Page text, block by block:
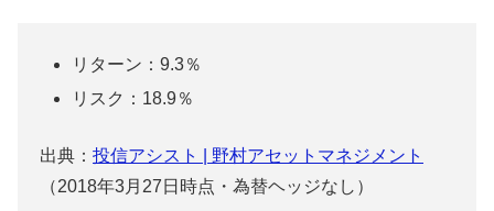
リターン：9.3％
リスク：18.9％
出典： 投信アシスト | 野村アセットマネジメント
（2018年3月27日時点・為替ヘッジなし）